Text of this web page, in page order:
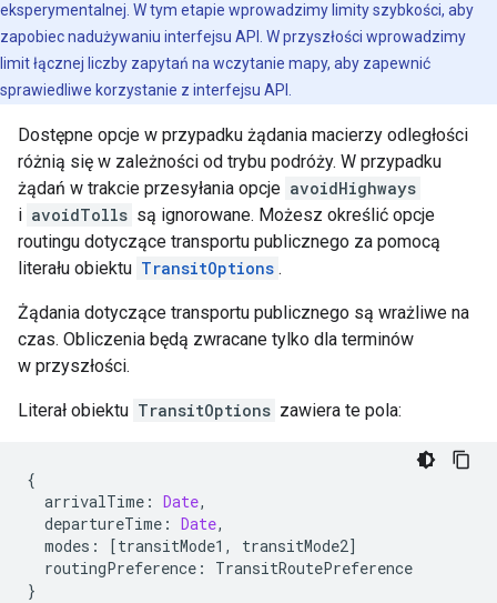
eksperymentalnej. W tym etapie wprowadzimy limity szybkości, aby
zapobiec nadużywaniu interfejsu API. W przyszłości wprowadzimy
limit łącznej liczby zapytań na wczytanie mapy, aby zapewnić
sprawiedliwe korzystanie z interfejsu API.
Dostępne opcje w przypadku żądania macierzy odległości
różnią się w zależności od trybu podróży. W przypadku
żądań w trakcie przesyłania opcje avoidHighways
i avoidTolls są ignorowane. Możesz określić opcje
routingu dotyczące transportu publicznego za pomocą
literału obiektu TransitOptions .
Żądania dotyczące transportu publicznego są wrażliwe na
czas. Obliczenia będą zwracane tylko dla terminów
w przyszłości.
Literał obiektu TransitOptions zawiera te pola:
{
arrivalTime : Date,
departureTime : Date,
modes : [transitMode1 , transitMode2]
routingPreference :
TransitRoutePreference
}